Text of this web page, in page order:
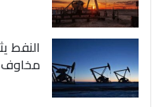
النفط
مخاوف